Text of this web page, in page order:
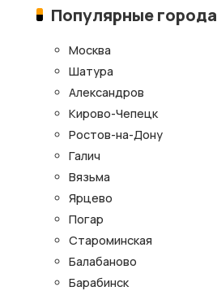
Популярные города
Москва
Шатура
Александров
Кирово-Чепецк
Ростов-на-Дону
Галич
Вязьма
Ярцево
Погар
Староминская
Балабаново
Барабинск